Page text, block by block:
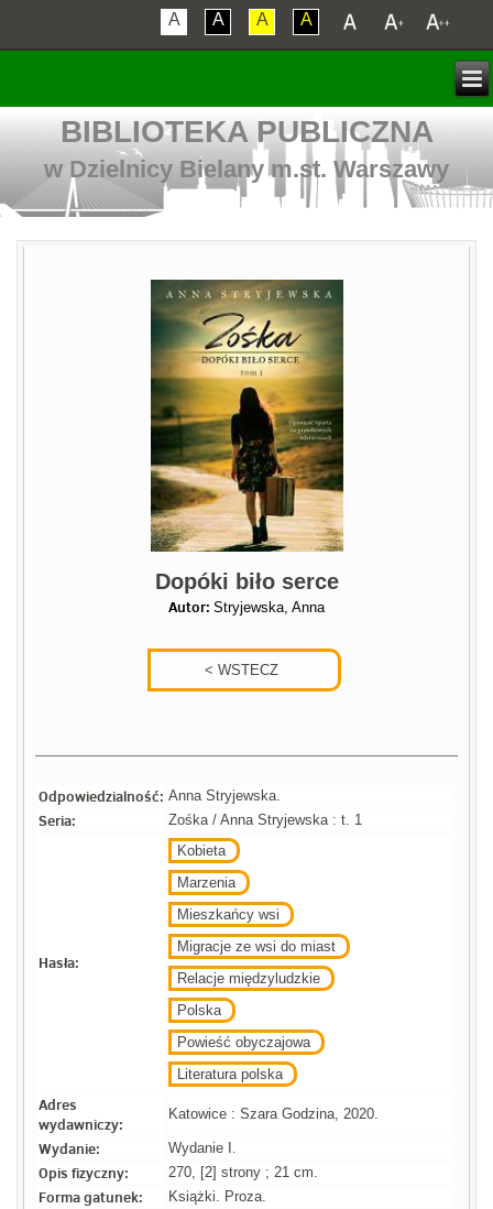
A A A A
BIBLIOTEKA PUBLICZNA
w Dzielnicy Bielany m.st. Warszawy
Dopóki biło serce
Autor: Stryjewska, Anna
Odpowiedzialność: Anna Stryjewska.
Seria: Zośka / Anna Stryjewska : t. 1
Hasła:
Kobieta
Marzenia
Mieszkańcy wsi
Migracje ze wsi do miast
Relacje międzyludzkie
Polska
Powieść obyczajowa
Literatura polska
Adres
wydawniczy:
Katowice : Szara Godzina, 2020.
Wydanie: Wydanie I.
Opis fizyczny: 270, [2] strony ; 21 cm.
Forma gatunek: Książki. Proza.